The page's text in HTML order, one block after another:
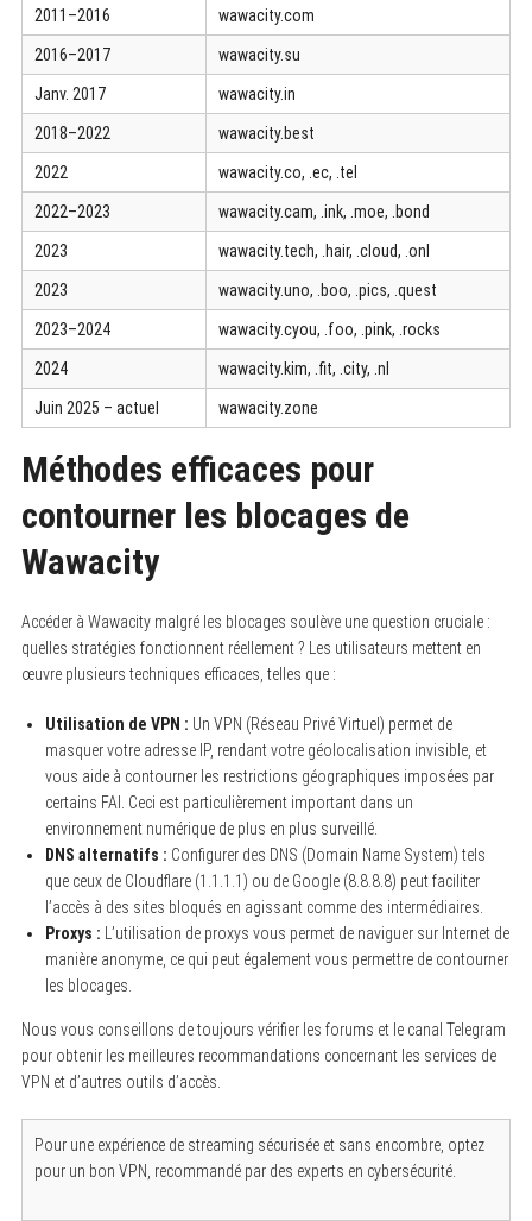
2011–2016 wawacity.com
2016–2017 wawacity.su
Janv. 2017 wawacity.in
2018–2022 wawacity.best
2022 wawacity.co, .ec, .tel
2022–2023 wawacity.cam, .ink, .moe, .bond
2023 wawacity.tech, .hair, .cloud, .onl
2023 wawacity.uno, .boo, .pics, .quest
2023–2024 wawacity.cyou, .foo, .pink, .rocks
2024 wawacity.kim, .fit, .city, .nl
Juin 2025 – actuel wawacity.zone
Méthodes efficaces pour
contourner les blocages de
Wawacity
Accéder à Wawacity malgré les blocages soulève une question cruciale :
quelles stratégies fonctionnent réellement ? Les utilisateurs mettent en
œuvre plusieurs techniques efficaces, telles que :
Utilisation de VPN : Un VPN (Réseau Privé Virtuel) permet de
masquer votre adresse IP, rendant votre géolocalisation invisible, et
vous aide à contourner les restrictions géographiques imposées par
certains FAI. Ceci est particulièrement important dans un
environnement numérique de plus en plus surveillé.
DNS alternatifs : Configurer des DNS (Domain Name System) tels
que ceux de Cloudflare (1.1.1.1) ou de Google (8.8.8.8) peut faciliter
l’accès à des sites bloqués en agissant comme des intermédiaires.
Proxys : L’utilisation de proxys vous permet de naviguer sur Internet de
manière anonyme, ce qui peut également vous permettre de contourner
les blocages.
Nous vous conseillons de toujours vérifier les forums et le canal Telegram
pour obtenir les meilleures recommandations concernant les services de
VPN et d’autres outils d’accès.
Pour une expérience de streaming sécurisée et sans encombre, optez
pour un bon VPN, recommandé par des experts en cybersécurité.